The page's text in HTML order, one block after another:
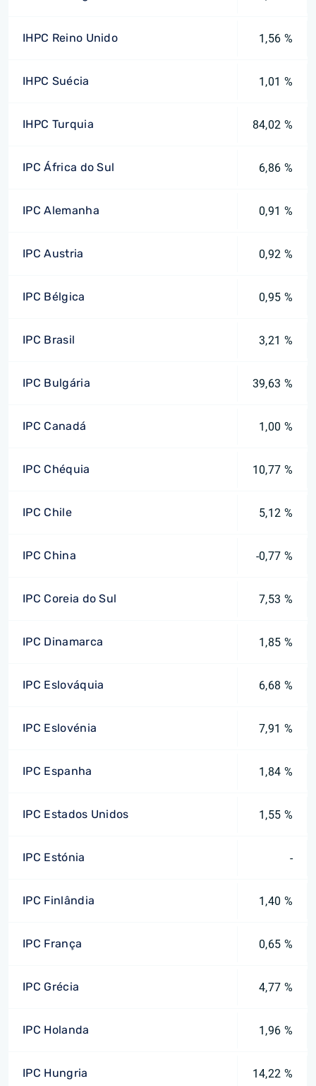
IHPC Reino Unido 1,56 %
IHPC Suécia 1,01 %
IHPC Turquia 84,02 %
IPC África do Sul 6,86 %
IPC Alemanha 0,91 %
IPC Austria 0,92 %
IPC Bélgica 0,95 %
IPC Brasil 3,21 %
IPC Bulgária 39,63 %
IPC Canadá 1,00 %
IPC Chéquia 10,77 %
IPC Chile 5,12 %
IPC China -0,77 %
IPC Coreia do Sul 7,53 %
IPC Dinamarca 1,85 %
IPC Eslováquia 6,68 %
IPC Eslovénia 7,91 %
IPC Espanha 1,84 %
IPC Estados Unidos 1,55 %
IPC Estónia -
IPC Finlândia 1,40 %
IPC França 0,65 %
IPC Grécia 4,77 %
IPC Holanda 1,96 %
IPC Hungria 14,22 %